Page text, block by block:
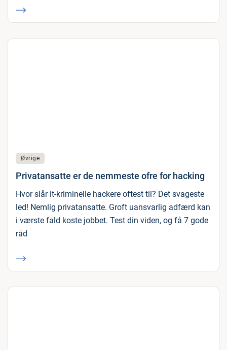
Øvrige
Privatansatte er de nemmeste ofre for hacking
Hvor slår it-kriminelle hackere oftest til? Det svageste
led! Nemlig privatansatte. Groft uansvarlig adfærd kan
i værste fald koste jobbet. Test din viden, og få 7 gode
råd